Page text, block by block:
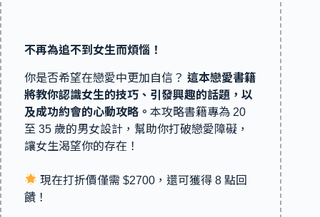
不再為追不到女生而煩惱！
你是否希望在戀愛中更加自信？ 這本戀愛書籍
將教你認識女生的技巧、引發興趣的話題，以
及成功約會的心動攻略。 本攻略書籍專為 20
至 35 歲的男女設計，幫助你打破戀愛障礙，
讓女生渴望你的存在！
現在打折價僅需 $2700，還可獲得 8 點回
饋！